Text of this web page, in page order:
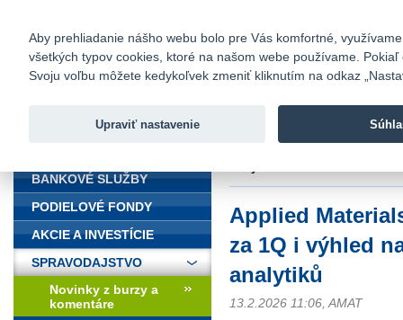
Fio banka
Fio banka
Applied
za 1Q i výhled
analytiků
13.2.2026 11:06, AMAT
BANKOVÉ SLUŽBY
PODIELOVÉ FONDY
AKCIE A INVESTÍCIE
SPRAVODAJSTVO
Novinky z burzy a
komentáre
Aby prehliadanie nášho webu bolo pre Vás komfortné,
všetkých typov cookies, ktoré na našom webe používame.
Svoju voľbu môžete kedykoľvek zmeniť kliknutím na odkaz
Upraviť nastavenie